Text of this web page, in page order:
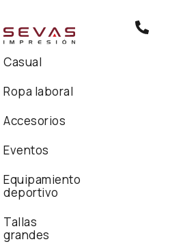
Casual
Ropa laboral
Accesorios
Eventos
Equipamiento
deportivo
Tallas
grandes